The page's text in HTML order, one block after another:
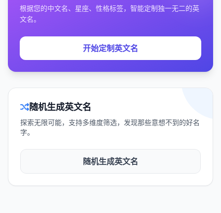
根据您的中文名、星座、性格标签，智能定制独一无二的英
文名。
开始定制英文名
随机生成英文名
探索无限可能，支持多维度筛选，发现那些意想不到的好名
字。
随机生成英文名